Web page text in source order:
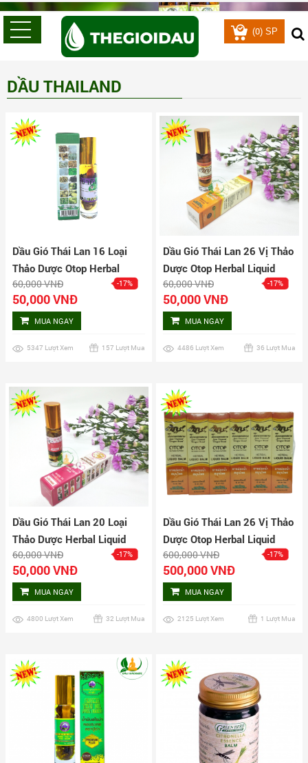
(0) SP
DẦU THAILAND
Dầu Gió Thái Lan 16 Loại
Thảo Dược Otop Herbal
Liquid Balm Yatim Brand
60,000 VNĐ -17%
50,000 VNĐ
MUA NGAY
5347 Lượt Xem 157 Lượt Mua
Dầu Gió Thái Lan 26 Vị Thảo
Dược Otop Herbal Liquid
Balm
60,000 VNĐ -17%
50,000 VNĐ
MUA NGAY
4486 Lượt Xem 36 Lượt Mua
Dầu Gió Thái Lan 20 Loại
Thảo Dược Herbal Liquid
Balm
60,000 VNĐ -17%
50,000 VNĐ
MUA NGAY
4800 Lượt Xem 32 Lượt Mua
Dầu Gió Thái Lan 26 Vị Thảo
Dược Otop Herbal Liquid
Balm Lốc 12 Chai
600,000 VNĐ -17%
500,000 VNĐ
MUA NGAY
2125 Lượt Xem 1 Lượt Mua